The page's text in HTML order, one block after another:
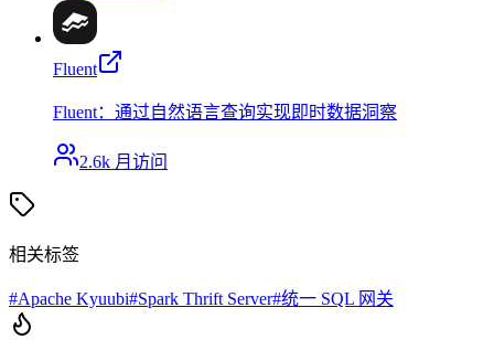
Fluent
Fluent：通过自然语言查询实现即时数据洞察
2.6k 月访问
相关标签
#Apache Kyuubi#Spark Thrift Server#统一 SQL 网关